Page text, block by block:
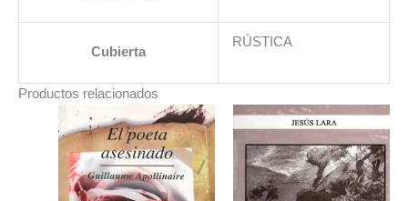
Cubierta
RÚSTICA
Productos relacionados